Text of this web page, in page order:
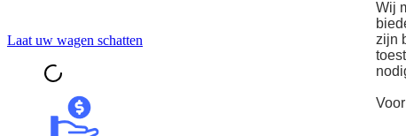
Laat uw wagen schatten
Wij
zijn